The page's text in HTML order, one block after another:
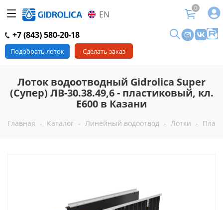
EN
0
+7 (843) 580-20-18
Подобрать лоток Сделать заказ
Лоток водоотводный Gidrolica Super
(Супер) ЛВ-30.38.49,6 - пластиковый, кл.
Е600 в Казани
Главная - Каталог - Линейный водоотвод - Лотки -